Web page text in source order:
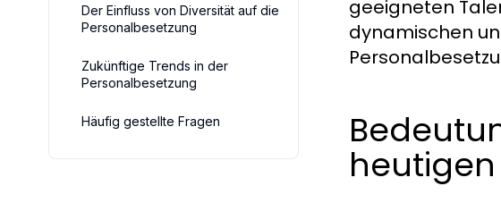
Der Einfluss von Diversität auf die
Personalbesetzung
Zukünftige Trends in der
Personalbesetzung
Häufig gestellte Fragen
geeigneten
dynamischen